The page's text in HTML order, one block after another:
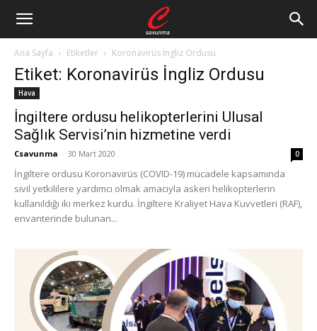
Ana Sayfa Etiketler Koronavirüs İngliz Ordusu
Etiket: Koronavirüs İngliz Ordusu
Hava
İngiltere ordusu helikopterlerini Ulusal
Sağlık Servisi’nin hizmetine verdi
Csavunma - 30 Mart 2020 0
İngiltere ordusu Koronavirüs (COVID-19) mücadele kapsamında
sivil yetkililere yardımcı olmak amacıyla askeri helikopterlerin
kullanıldığı iki merkez kurdu. İngiltere Kraliyet Hava Kuvvetleri (RAF),
envanterinde bulunan...